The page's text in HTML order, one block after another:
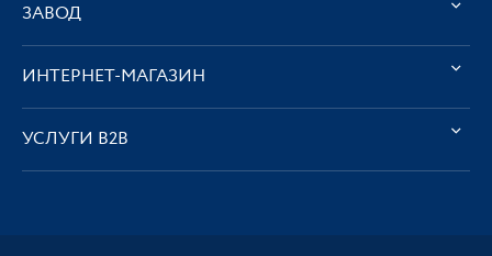
ЗАВОД
ИНТЕРНЕТ-МАГАЗИН
УСЛУГИ В2В